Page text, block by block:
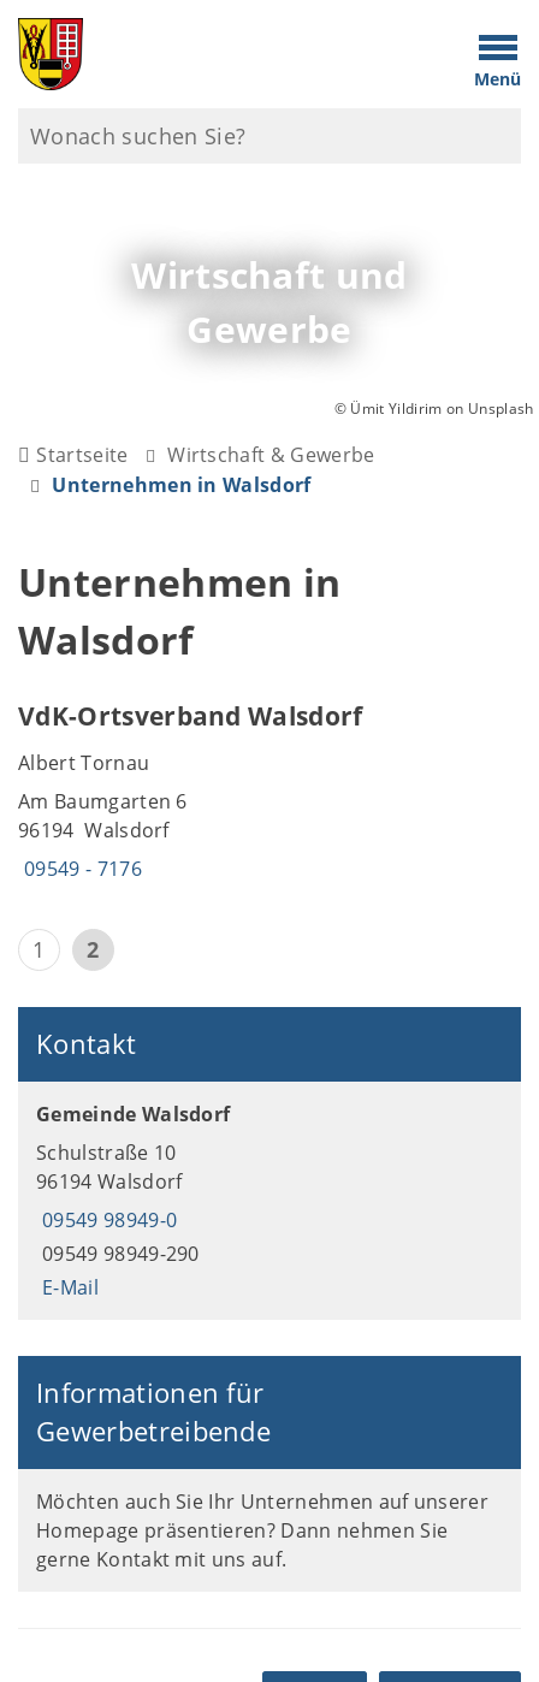
Menü
Wirtschaft und
Gewerbe
© Ümit Yildirim on Unsplash
Startseite
Wirtschaft & Gewerbe
Unternehmen in Walsdorf
Unternehmen in
Walsdorf
VdK-Ortsverband Walsdorf
Albert Tornau
Am Baumgarten 6
96194 Walsdorf
09549 - 7176
1 2
Kontakt
Gemeinde Walsdorf
Schulstraße 10
96194 Walsdorf
09549 98949-0
09549 98949-290
E-Mail
Informationen für
Gewerbetreibende
Möchten auch Sie Ihr Unternehmen auf unserer
Homepage präsentieren? Dann nehmen Sie
gerne Kontakt mit uns auf.